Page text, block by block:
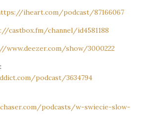
iheart.com/podcast/87166067
castbox.fm/channel/id4581188
www.deezer.com/show/3000222
podcast/3634794
podcasts/w-swiecie-slow-